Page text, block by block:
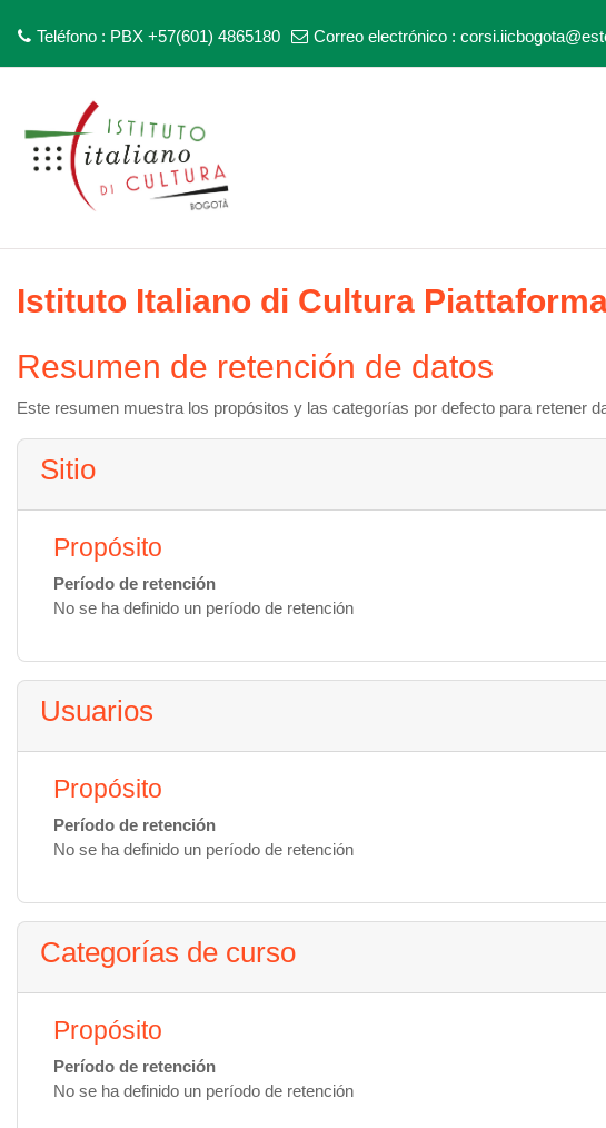
Teléfono : PBX +57(601) 4865180 Correo electrónico :
Istituto Italiano di Cultura
Resumen de retención de datos
Este resumen muestra los propósitos y las categorías por defecto para retener
Sitio
Propósito
Período de retención
No se ha definido un período de retención
Usuarios
Propósito
Período de retención
No se ha definido un período de retención
Categorías de curso
Propósito
Período de retención
No se ha definido un período de retención